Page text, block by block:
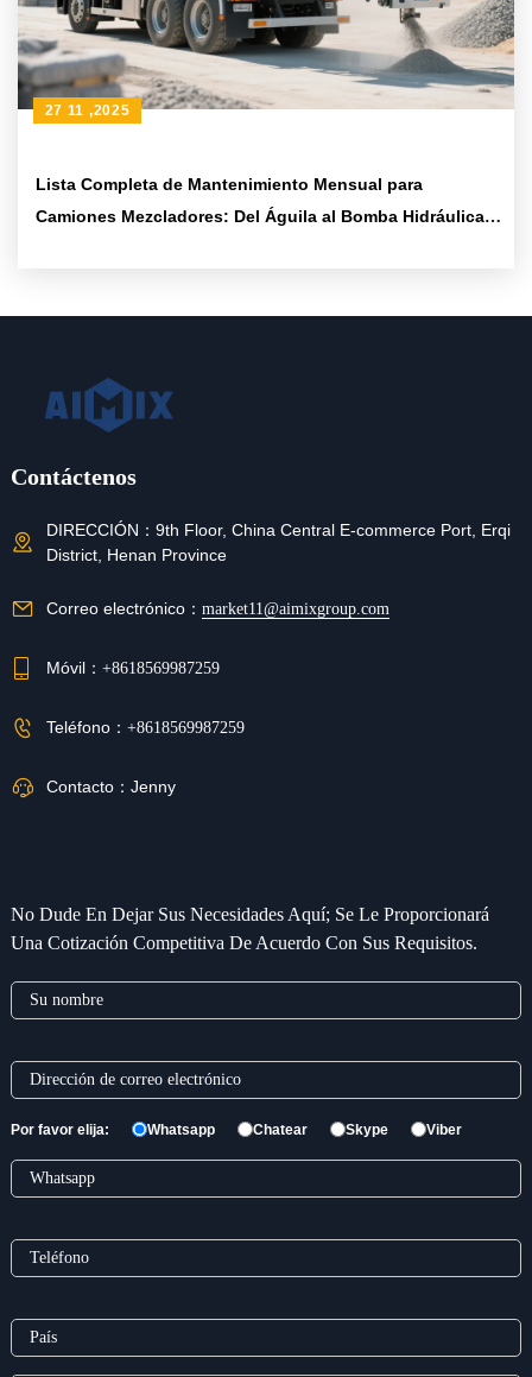
Lista Completa de Mantenimiento Mensual para
Camiones Mezcladores: Del Águila al Bomba Hidráulica
27 11 ,2025
Contáctenos
DIRECCIÓN： 9th Floor, China Central E-commerce Port, Erqi
District, Henan Province
Correo electrónico： market11@aimixgroup.com
Móvil： +8618569987259
Teléfono： +8618569987259
Contacto： Jenny
No Dude En Dejar Sus Necesidades Aquí; Se Le Proporcionará
Una Cotización Competitiva De Acuerdo Con Sus Requisitos.
Por favor elija: Whatsapp Chatear Skype Viber